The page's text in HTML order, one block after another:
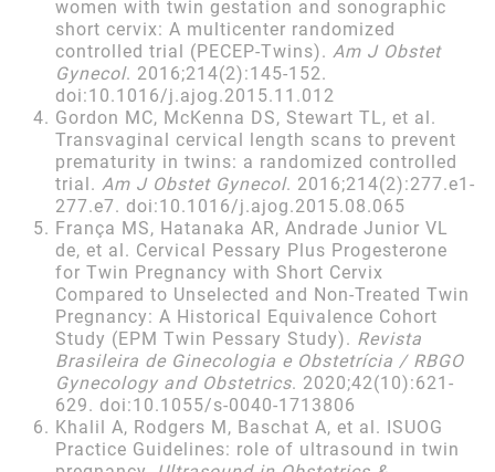
women with twin gestation and sonographic
short cervix: A multicenter randomized
controlled trial (PECEP-Twins). Am J Obstet
Gynecol. 2016;214(2):145-152.
doi:10.1016/j.ajog.2015.11.012
Gordon MC, McKenna DS, Stewart TL, et al.
Transvaginal cervical length scans to prevent
prematurity in twins: a randomized controlled
trial. Am J Obstet Gynecol. 2016;214(2):277.e1-
277.e7. doi:10.1016/j.ajog.2015.08.065
França MS, Hatanaka AR, Andrade Junior VL
de, et al. Cervical Pessary Plus Progesterone
for Twin Pregnancy with Short Cervix
Compared to Unselected and Non-Treated Twin
Pregnancy: A Historical Equivalence Cohort
Study (EPM Twin Pessary Study). Revista
Brasileira de Ginecologia e Obstetrícia / RBGO
Gynecology and Obstetrics. 2020;42(10):621-
629. doi:10.1055/s-0040-1713806
Khalil A, Rodgers M, Baschat A, et al. ISUOG
Practice Guidelines: role of ultrasound in twin